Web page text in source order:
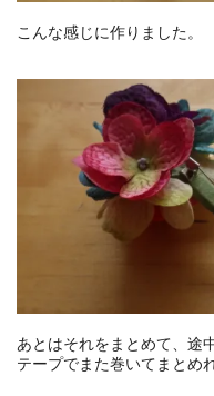
こんな感じに作りました。
あとはそれをまとめて、途
テープでまた巻いてまとめ